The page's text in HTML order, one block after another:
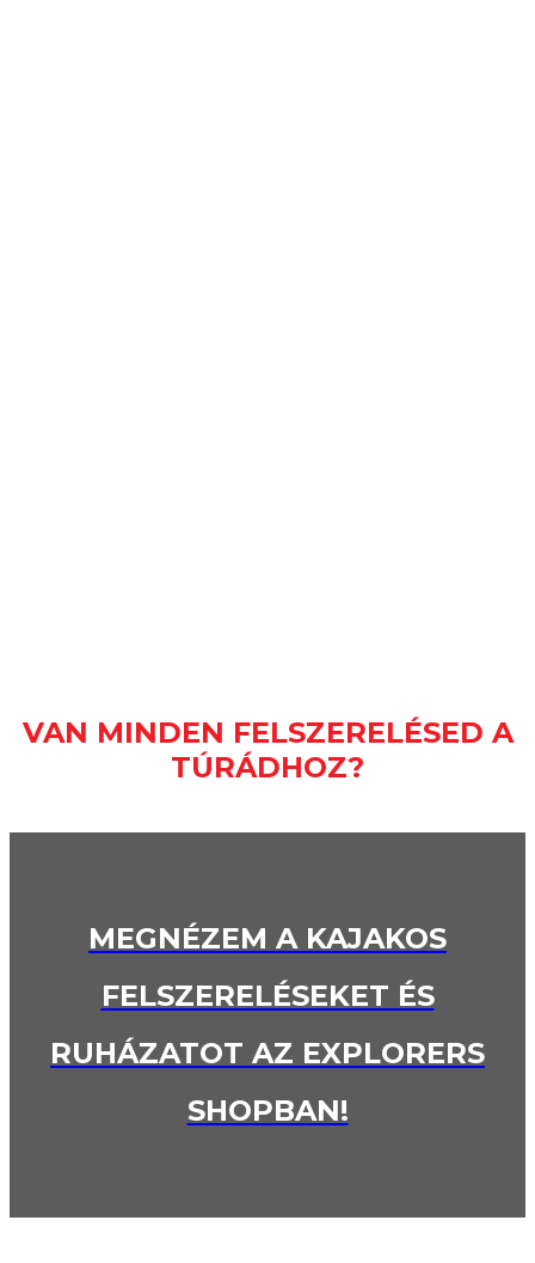
VAN MINDEN FELSZERELÉSED A
TÚRÁDHOZ?
MEGNÉZEM A KAJAKOS
FELSZERELÉSEKET ÉS
RUHÁZATOT AZ EXPLORERS
SHOPBAN!